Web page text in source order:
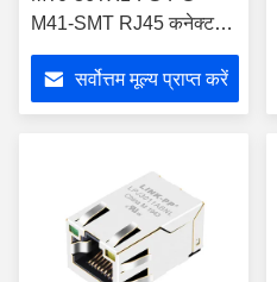
M41-SMT RJ45 कनेक्टर
सरफेस माउंट बिना LED के
LPJ19586CNL
सर्वोत्तम मूल्य प्राप्त करें